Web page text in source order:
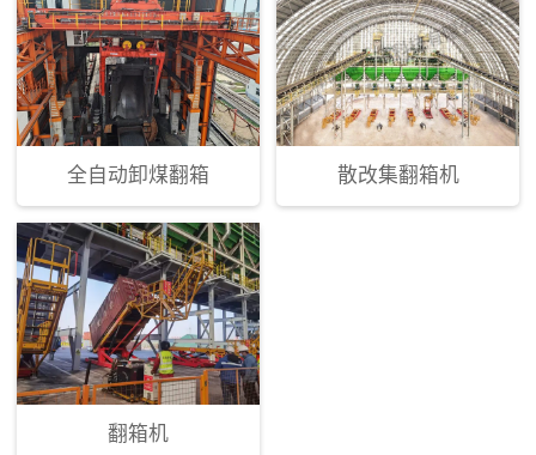
全自动卸煤翻箱 散改集翻箱机
翻箱机